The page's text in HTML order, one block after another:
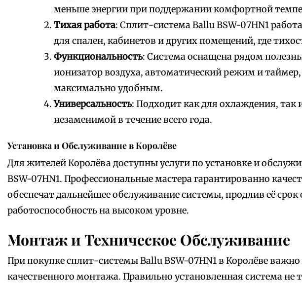
меньше энергии при поддержании комфортной
Тихая работа: Сплит-система Ballu BSW-07HN1
для спален, кабинетов и других помещений, где
Функциональность: Система оснащена рядом
ионизатор воздуха, автоматический режим и таймер,
максимально удобным.
Универсальность: Подходит как для охлаждения, так
незаменимой в течение всего года.
Установка и Обслуживание в Королёве
Для жителей Королёва доступны услуги по установке и
BSW-07HN1. Профессиональные мастера гарантированно
обеспечат дальнейшее обслуживание системы, продлив её
работоспособность на высоком уровне.
Монтаж и Техническое Обслуживание
При покупке сплит-системы Ballu BSW-07HN1 в Королёве
качественного монтажа. Правильно установленная система не